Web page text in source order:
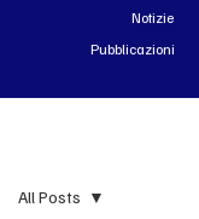
All Posts
Notizie
Pubblicazioni